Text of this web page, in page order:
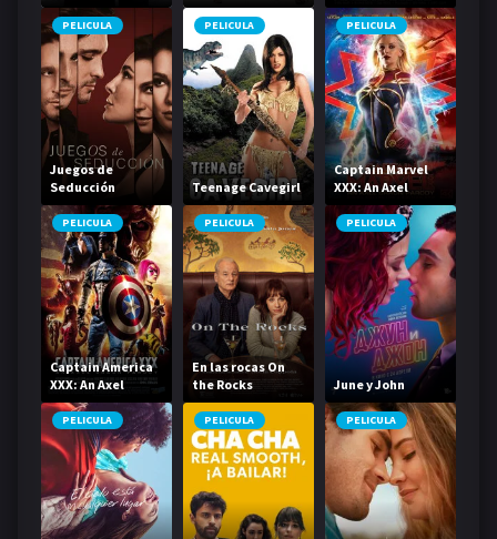
PELICULA
Juegos de
Seducción
PELICULA
Teenage Cavegirl
PELICULA
Captain Marvel
XXX: An Axel
Braun Parody
PELICULA
Captain America
XXX: An Axel
Braun Parody
PELICULA
En las rocas On
the Rocks
PELICULA
June y John
PELICULA PELICULA PELICULA